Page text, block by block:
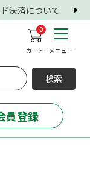
決済について
0
カート メニュー
検索
員登録